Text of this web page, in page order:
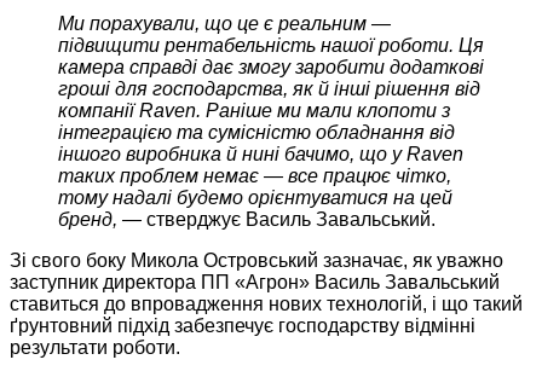
Ми порахували, що це є реальним —
підвищити рентабельність нашої роботи. Ця
камера справді дає змогу заробити додаткові
гроші для господарства, як й інші рішення від
компанії Raven. Раніше ми мали клопоти з
інтеграцією та сумісністю обладнання від
іншого виробника й нині бачимо, що у Raven
таких проблем немає — все працює чітко,
тому надалі будемо орієнтуватися на цей
бренд, — стверджує Василь Завальський.
Зі свого боку Микола Островський зазначає, як уважно
заступник директора ПП «Агрон» Василь Завальський
ставиться до впровадження нових технологій, і що такий
ґрунтовний підхід забезпечує господарству відмінні
результати роботи.